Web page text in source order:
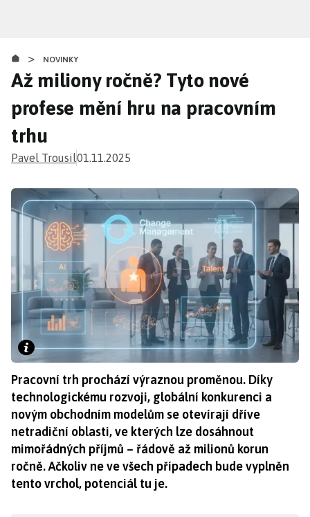
obsahu
> NOVINKY
Až miliony ročně? Tyto nové
profese mění hru na pracovním
trhu
Pavel Trousil01.11.2025
Pracovní trh prochází výraznou proměnou. Díky
technologickému rozvoji, globální konkurenci a
novým obchodním modelům se otevírají dříve
netradiční oblasti, ve kterých lze dosáhnout
mimořádných příjmů – řádově až milionů korun
ročně. Ačkoliv ne ve všech případech bude vyplněn
tento vrchol, potenciál tu je.